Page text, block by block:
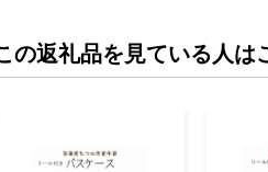
の返礼品を見ている人は